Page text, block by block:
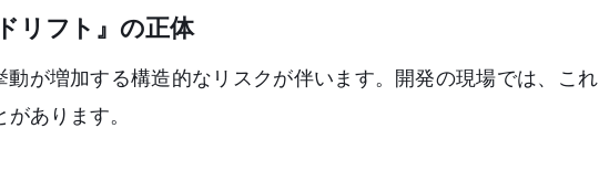
リフト』の正体
が増加する構造的なリスクが伴います。開発の現場では、これ
あります。